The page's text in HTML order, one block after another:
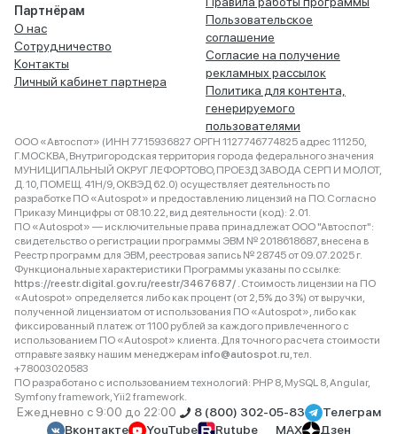
Партнёрам
О нас
Сотрудничество
Контакты
Личный кабинет партнера
Пользовательское
соглашение
Согласие на получение
рекламных рассылок
Политика для контента,
генерируемого
пользователями
ООО «Автоспот» (ИНН 7715936827 ОРГН 1127746774825 адрес 111250,
Г.МОСКВА, Внутригородская территория города федерального значения
МУНИЦИПАЛЬНЫЙ ОКРУГ ЛЕФОРТОВО, ПРОЕЗД ЗАВОДА СЕРП И МОЛОТ,
Д. 10, ПОМЕЩ. 41Н/9, ОКВЭД 62.0) осуществляет деятельность по
разработке ПО «Autospot» и предоставлению лицензий на ПО. Согласно
Приказу Минцифры от 08.10.22, вид деятельности (код): 2.01.
ПО «Autospot» — исключительные права принадлежат ООО "Автоспот":
свидетельство о регистрации программы ЭВМ № 2018618687, внесена в
Реестр программ для ЭВМ, реестровая запись № 28745 от 09.07.2025 г.
Функциональные характеристики Программы указаны по ссылке:
https://reestr.digital.gov.ru/reestr/3467687/ . Стоимость лицензии на ПО
«Autospot» определяется либо как процент (от 2,5% до 3%) от выручки,
полученной лицензиатом от использования ПО «Autospot», либо как
фиксированный платеж от 1100 рублей за каждого привлеченного с
использованием ПО «Autospot» клиента. Для точного расчета стоимости
отправьте заявку нашим менеджерам info@autospot.ru, тел.
+78003020583
ПО разработано с использованием технологий: PHP 8, MySQL 8, Angular,
Symfony framework, Yii2 framework.
Ежедневно с 9:00 до 22:00 8 (800) 302-05-83
Телеграм
Вконтакте
YouTube Rutube MAX Дзен